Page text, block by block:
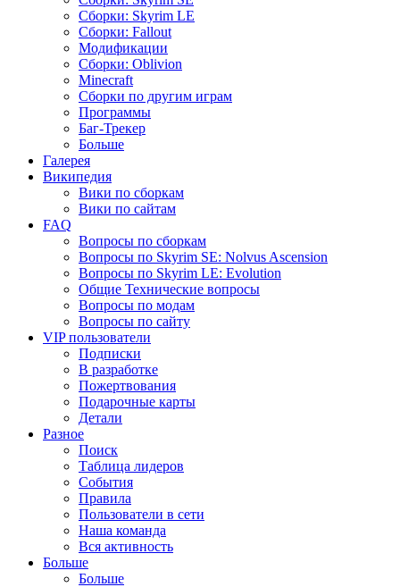
Сборки: Skyrim LE
Сборки: Fallout
Модификации
Сборки: Oblivion
Minecraft
Сборки по другим играм
Программы
Баг-Трекер
Больше
Галерея
Википедия
Вики по сборкам
Вики по сайтам
FAQ
Вопросы по сборкам
Вопросы по Skyrim SE: Nolvus Ascension
Вопросы по Skyrim LE: Evolution
Общие Технические вопросы
Вопросы по модам
Вопросы по сайту
VIP пользователи
Подписки
В разработке
Пожертвования
Подарочные карты
Детали
Разное
Поиск
Таблица лидеров
События
Правила
Пользователи в сети
Наша команда
Вся активность
Больше
Больше